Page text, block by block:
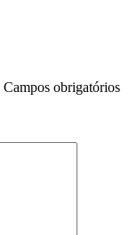
Campos obrigatórios